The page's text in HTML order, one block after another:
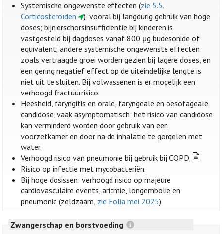
Systemische ongewenste effecten (zie 5.5.
Corticosteroïden
), vooral bij langdurig gebruik van hoge
doses; bijnierschorsinsufficiëntie bij kinderen is
vastgesteld bij dagdoses vanaf 800 μg budesonide of
equivalent; andere systemische ongewenste effecten
zoals vertraagde groei worden gezien bij lagere doses, en
een gering negatief effect op de uiteindelijke lengte is
niet uit te sluiten. Bij volwassenen is er mogelijk een
verhoogd fractuurrisico.
Heesheid, faryngitis en orale, faryngeale en oesofageale
candidose, vaak asymptomatisch; het risico van candidose
kan verminderd worden door gebruik van een
voorzetkamer en door na de inhalatie te gorgelen met
water.
Verhoogd risico van pneumonie bij gebruik bij COPD.
Risico op infectie met mycobacteriën.
Bij hoge dosissen: verhoogd risico op majeure
cardiovasculaire events, aritmie, longembolie en
pneumonie (zeldzaam, zie Folia mei 2025).
Zwangerschap en borstvoeding